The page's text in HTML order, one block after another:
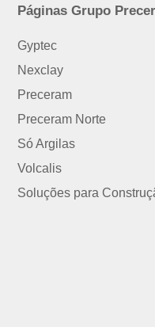
Páginas Grupo
Gyptec
Nexclay
Preceram
Preceram Norte
Só Argilas
Volcalis
Soluções para